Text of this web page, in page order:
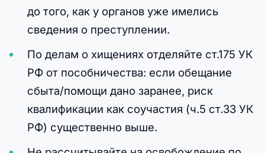
до того, как у органов уже имелись
сведения о преступлении.
По делам о хищениях отделяйте ст.175 УК
РФ от пособничества: если обещание
сбыта/помощи дано заранее, риск
квалификации как соучастия (ч.5 ст.33 УК
РФ) существенно выше.